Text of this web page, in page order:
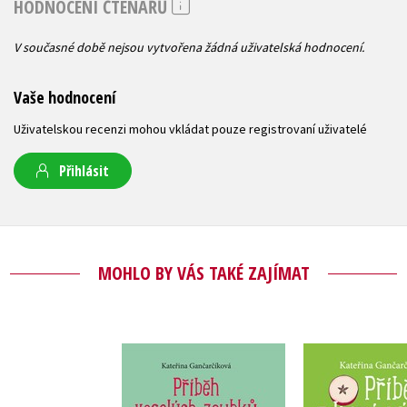
HODNOCENÍ ČTENÁŘŮ
V současné době nejsou vytvořena žádná uživatelská hodnocení.
Vaše hodnocení
Uživatelskou recenzi mohou vkládat pouze registrovaní uživatelé
Přihlásit
MOHLO BY VÁS TAKÉ ZAJÍMAT
Příběh veselých
zoubků
Příběh
Kateřina